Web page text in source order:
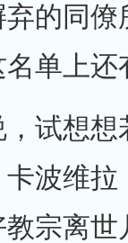
弃的同
单上还
试想
波维
宗离